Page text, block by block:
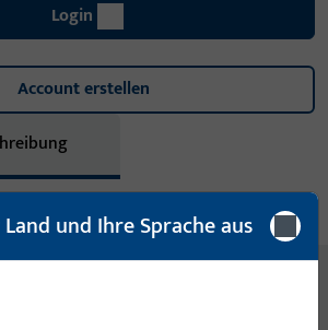
Login
Account erstellen
Downloads
und Ihre Sprache aus